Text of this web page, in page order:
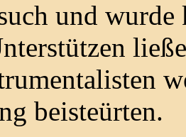
und
beisteürten.